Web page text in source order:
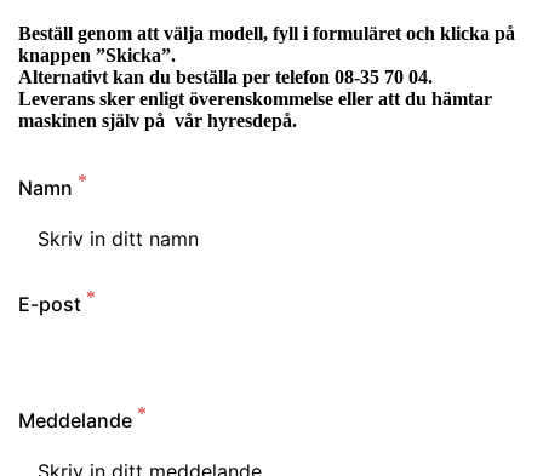
Beställ genom att välja modell, fyll i formuläret och klicka på
knappen ”Skicka”.
Alternativt kan du beställa per telefon 08-35 70 04.
Leverans sker enligt överenskommelse eller att du hämtar
maskinen själv på vår hyresdepå.
Namn
E-post
Meddelande